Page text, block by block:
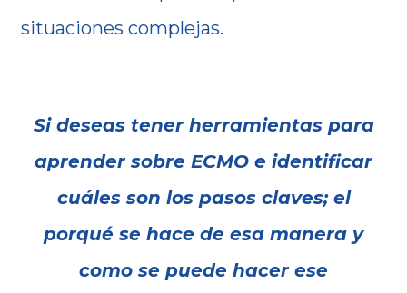
situaciones complejas.
Si deseas tener herramientas para
aprender sobre ECMO e identificar
cuáles son los pasos claves; el
porqué se hace de esa manera y
como se puede hacer ese